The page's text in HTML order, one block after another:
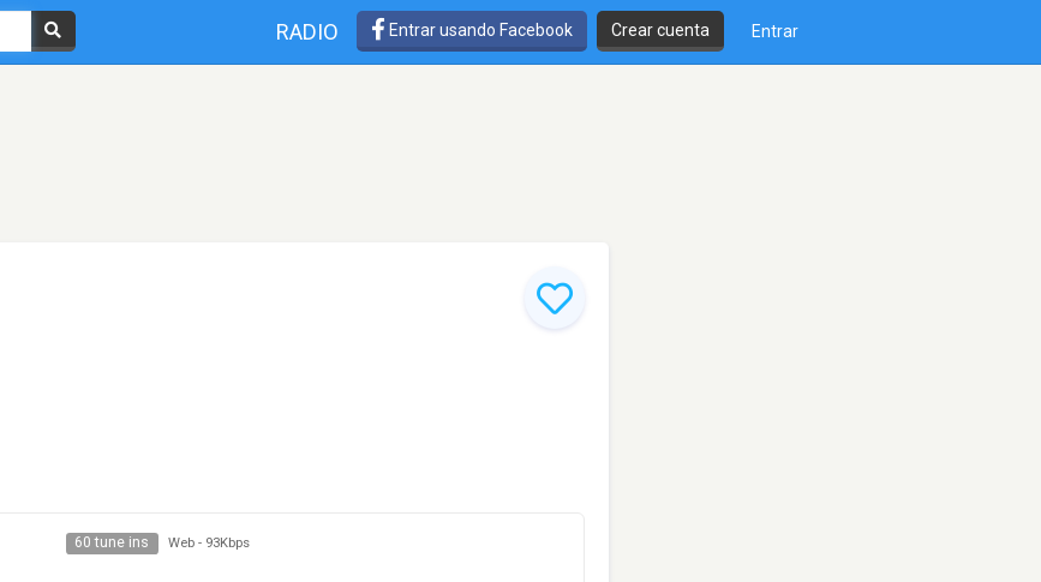
RADIO Entrar usando Facebook Crear cuenta Entrar
60 tune ins Web - 93Kbps